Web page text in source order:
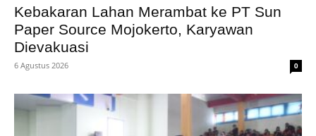
Kebakaran Lahan Merambat ke PT Sun
Paper Source Mojokerto, Karyawan
Dievakuasi
6 Agustus 2026 0